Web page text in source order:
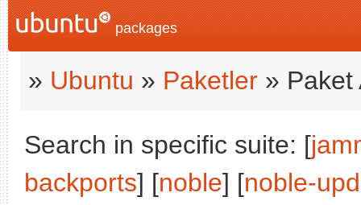
packages
» Ubuntu » Paketler » Paket
Search in specific suite: [
backports] [noble] [noble-